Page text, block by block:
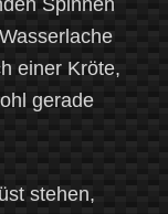
Spinnen
einer Kröte,
gerade
stehen,